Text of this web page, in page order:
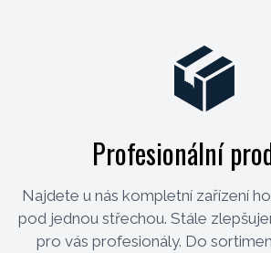
Profesionální
Najdete u nás kompletní zařízení
pod jednou střechou. Stále
pro vás profesionály. Do